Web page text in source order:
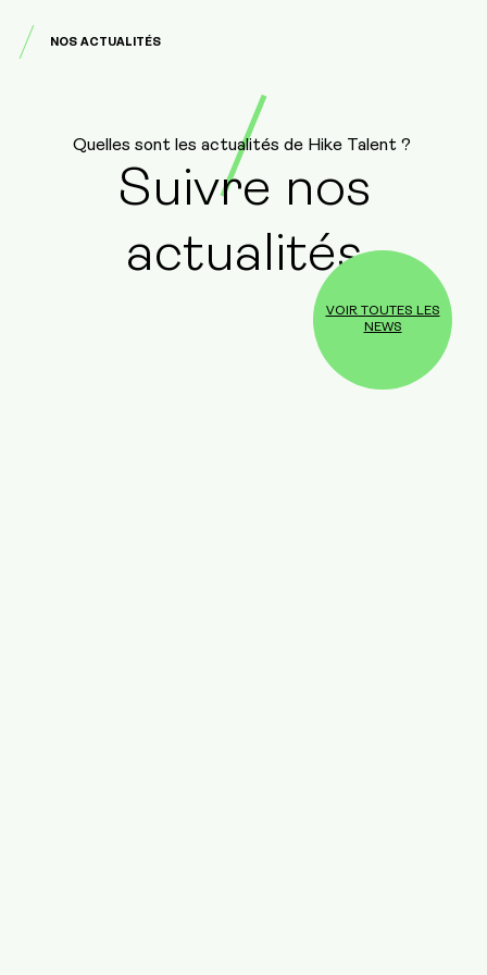
NOS ACTUALITÉS
Quelles sont les actualités de Hike Talent ?
Suivre nos
actualités
VOIR TOUTES LES
NEWS